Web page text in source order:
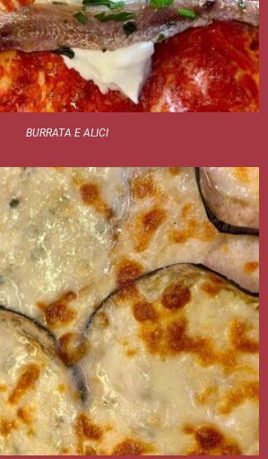
BURRATA E ALICI